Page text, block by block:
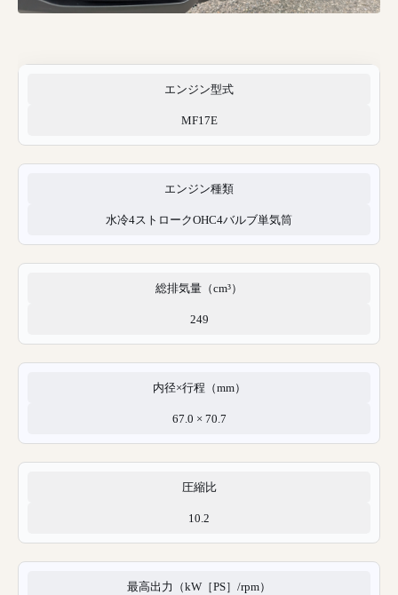
エンジン型式
MF17E
エンジン種類
水冷4ストロークOHC4バルブ単気筒
総排気量（cm³）
249
内径×行程（mm）
67.0 × 70.7
圧縮比
10.2
最高出力（kW［PS］/rpm）